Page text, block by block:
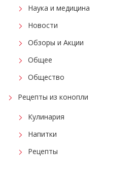
Наука и медицина
Новости
Обзоры и Акции
Общее
Общество
Рецепты из конопли
Кулинария
Напитки
Рецепты